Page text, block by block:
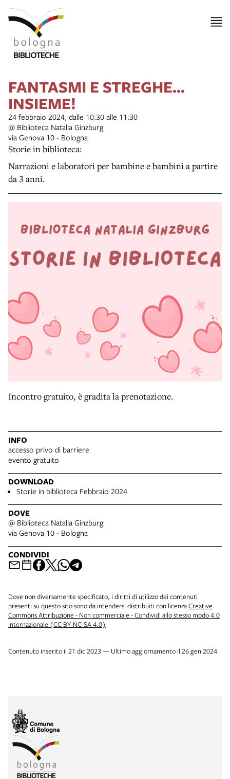
FANTASMI E STREGHE...
INSIEME!
24 febbraio 2024, dalle 10:30 alle 11:30
@ Biblioteca Natalia Ginzburg
via Genova 10 - Bologna
Storie in biblioteca:
Narrazioni e laboratori per bambine e bambini a partire
da 3 anni.
Incontro gratuito, è gradita la prenotazione.
INFO
accesso privo di barriere
evento gratuito
DOWNLOAD
Storie in biblioteca Febbraio 2024
DOVE
@ Biblioteca Natalia Ginzburg
via Genova 10 - Bologna
CONDIVIDI
Dove non diversamente specificato, i diritti di utilizzo dei contenuti
presenti su questo sito sono da intendersi distribuiti con licenzaCreative
Commons Attribuzione - Non commerciale - Condividi allo stesso modo 4.0
Internazionale (CC BY-NC-SA 4.0)
Contenuto inserito il 21 dic 2023 — Ultimo aggiornamento il 26 gen 2024